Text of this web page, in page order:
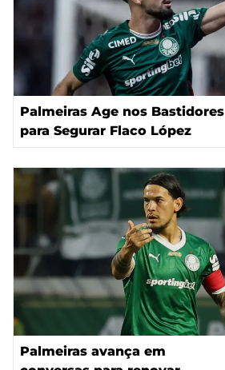
Palmeiras Age nos Bastidores
para Segurar Flaco López
Palmeiras avança em